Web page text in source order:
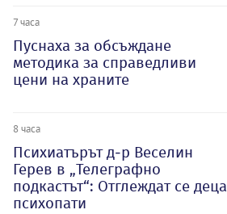
7 часа
Пуснаха за обсъждане
методика за справедливи
цени на храните
8 часа
Психиатърът д-р Веселин
Герев в „Телеграфно
подкастът“: Отглеждат се деца
психопати